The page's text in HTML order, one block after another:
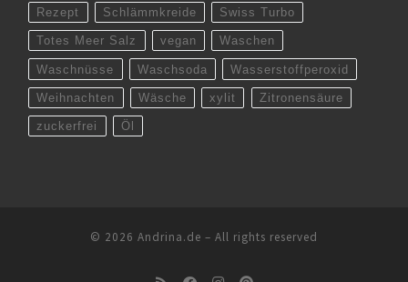
Rezept Schlämmkreide Swiss Turbo
Totes Meer Salz vegan Waschen
Waschnüsse Waschsoda Wasserstoffperoxid
Weihnachten Wäsche xylit Zitronensäure
zuckerfrei Öl
© 2026 Andrina.de – All rights reserved